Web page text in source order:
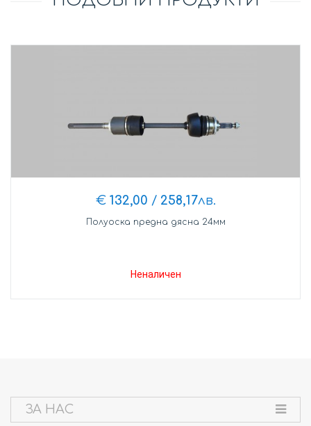
€ 132,00 / 258,17лв.
Полуоска предна дясна 24мм
Неналичен
ЗА НАС